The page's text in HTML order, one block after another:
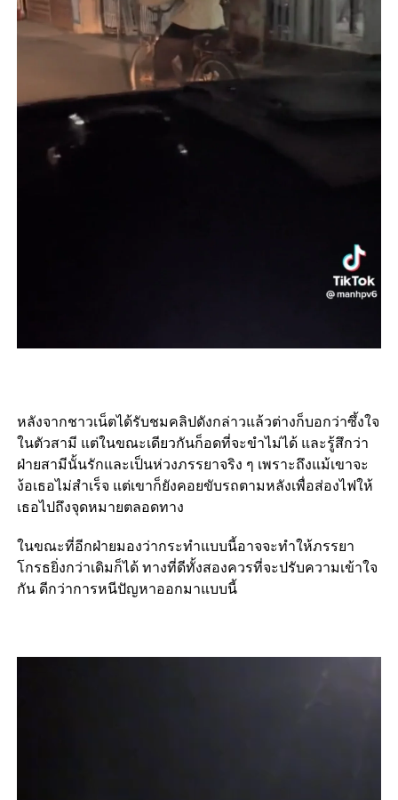
หลังจากชาวเน็ตได้รับชมคลิปดังกล่าวแล้วต่างก็บอกว่าซึ้งใจ
ในตัวสามี แต่ในขณะเดียวกันก็อดที่จะขำไม่ได้ และรู้สึกว่า
ฝ่ายสามีนั้นรักและเป็นห่วงภรรยาจริง ๆ เพราะถึงแม้เขาจะ
ง้อเธอไม่สำเร็จ แต่เขาก็ยังคอยขับรถตามหลังเพื่อส่องไฟให้
เธอไปถึงจุดหมายตลอดทาง
ในขณะที่อีกฝ่ายมองว่ากระทำแบบนี้อาจจะทำให้ภรรยา
โกรธยิ่งกว่าเดิมก็ได้ ทางที่ดีทั้งสองควรที่จะปรับความเข้าใจ
กัน ดีกว่าการหนีปัญหาออกมาแบบนี้